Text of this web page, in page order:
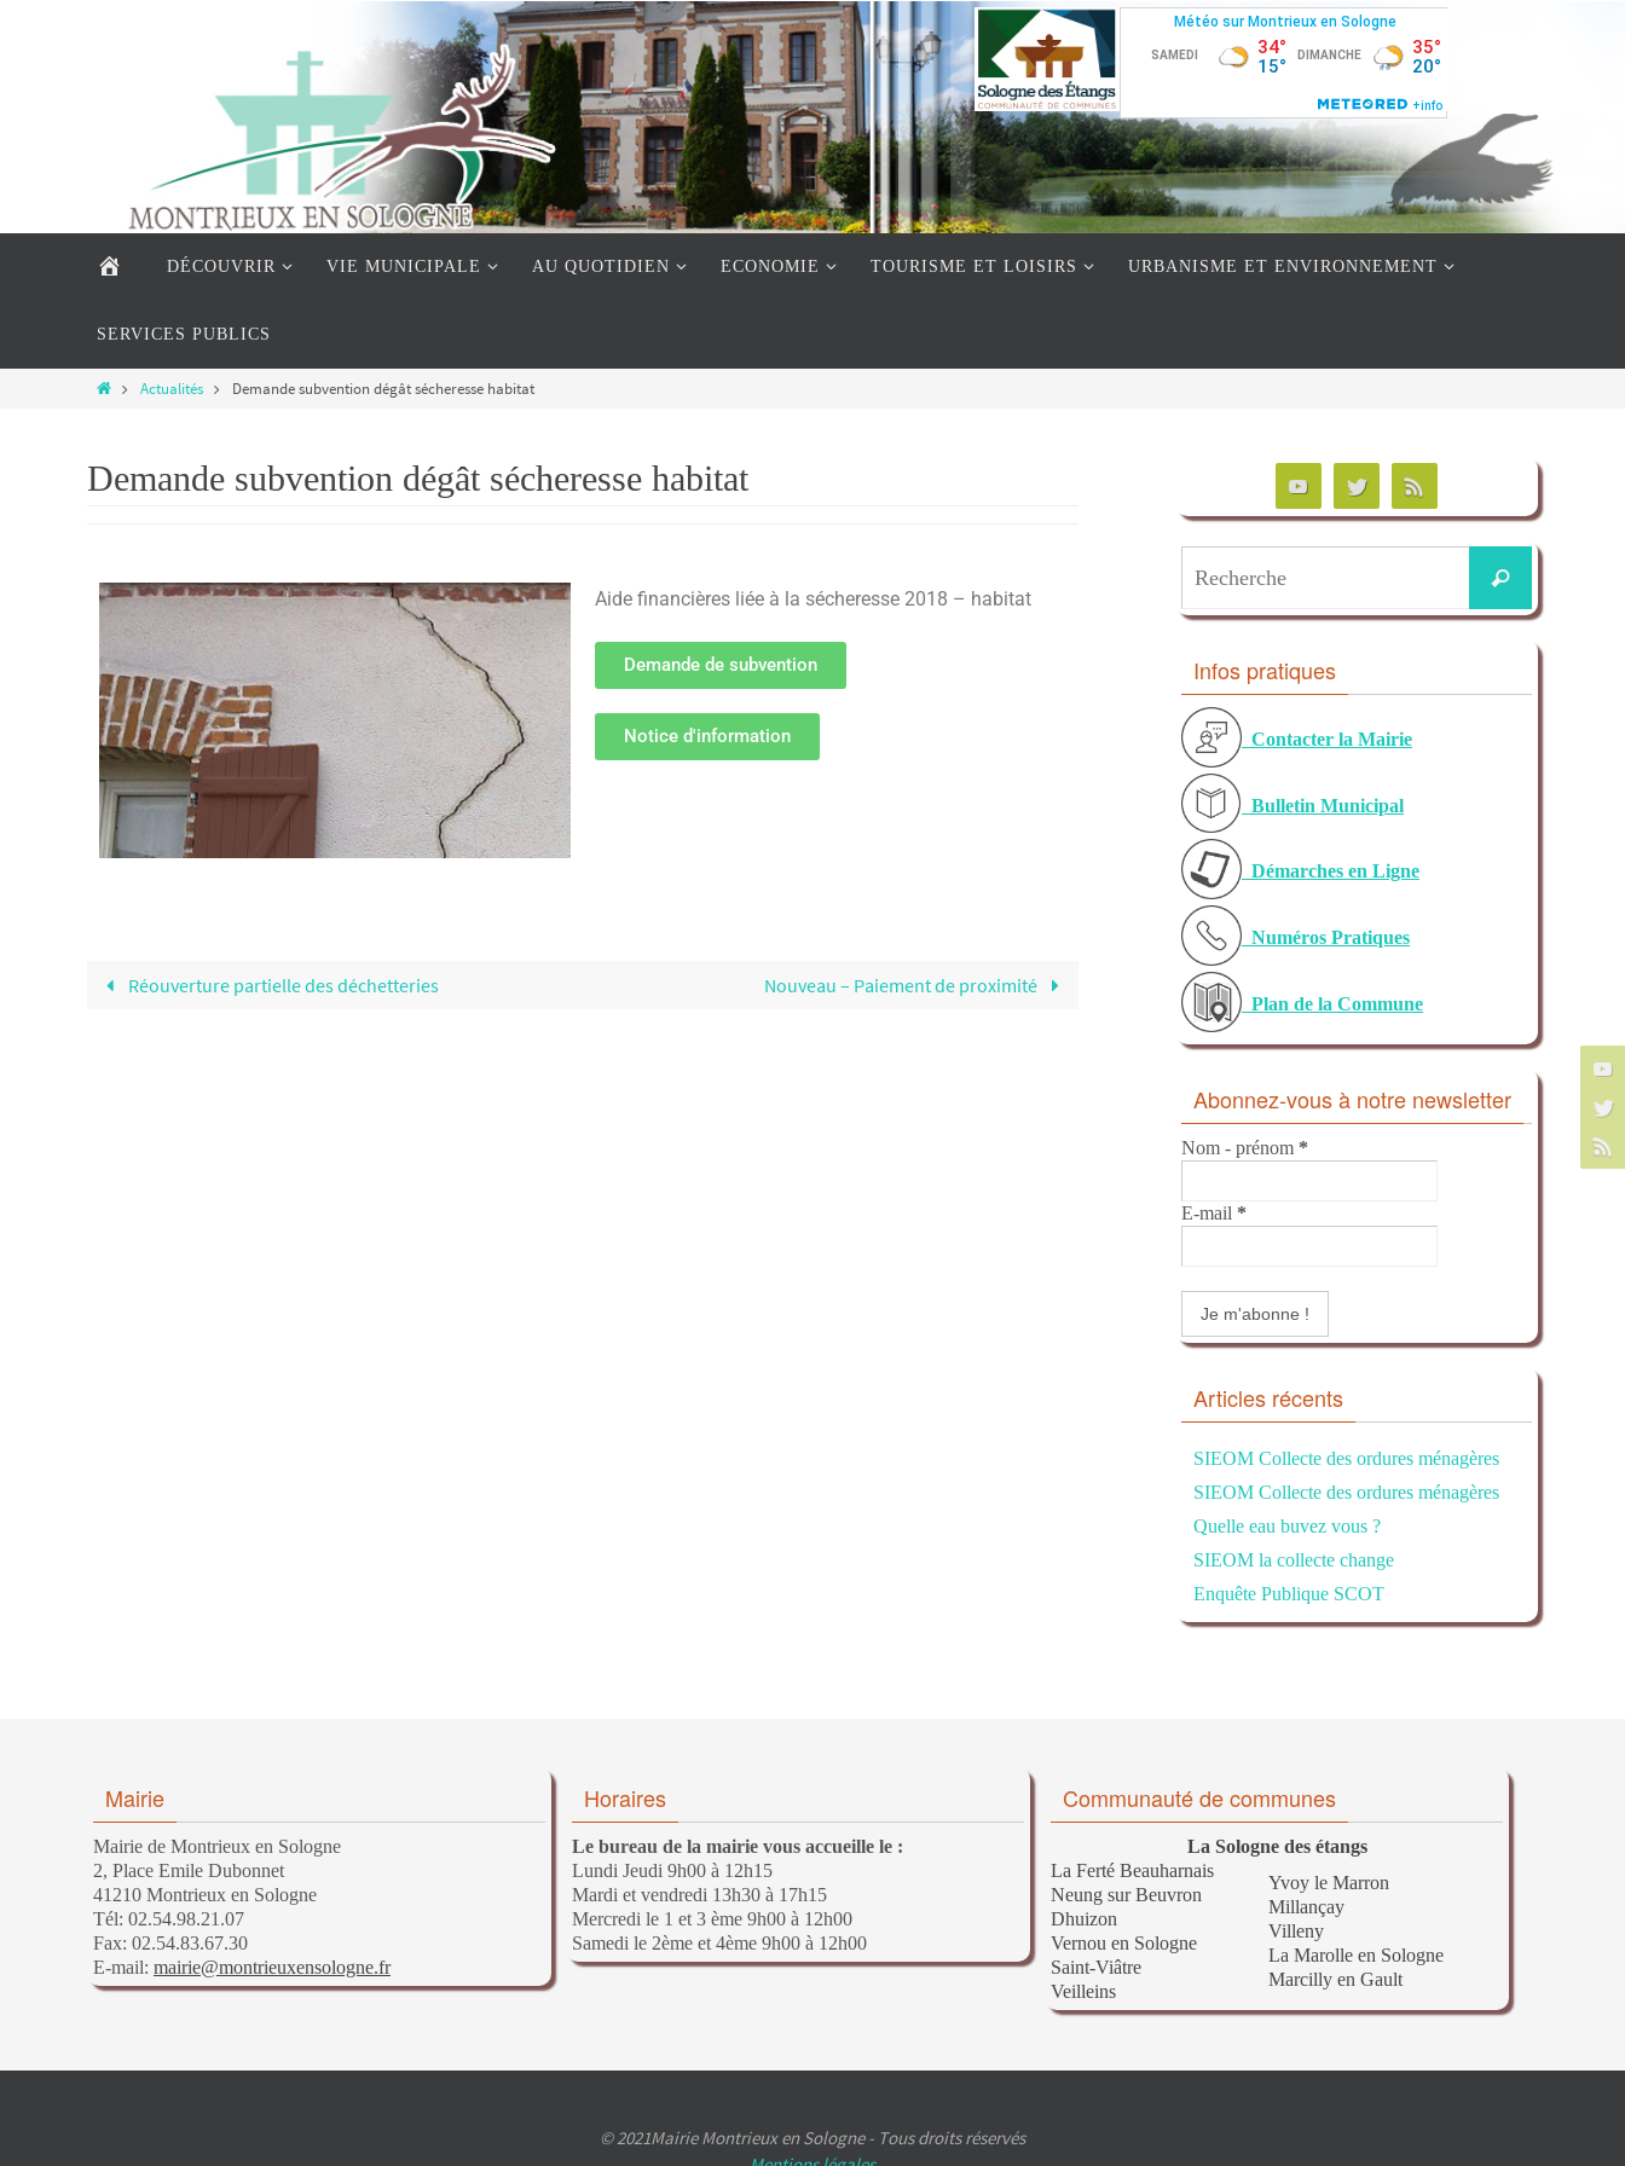
ACCUEILDÉCOUVRIR VIE MUNICIPALE AU QUOTIDIEN ECONOMIE TOURISME ET LOISIRS URBANISME ET ENVIRONNEMENT
SERVICES PUBLICS
Actualités Demande subvention dégât sécheresse habitat
Demande subvention dégât sécheresse habitat
Aide financières liée à la sécheresse 2018 – habitat
Demande de subvention
Notice d'information
Réouverture partielle des déchetteries Nouveau – Paiement de proximité
Infos pratiques
Contacter la Mairie
Bulletin Municipal
Démarches en Ligne
Numéros Pratiques
Plan de la Commune
Abonnez-vous à notre newsletter
Nom - prénom *
E-mail *
Articles récents
SIEOM Collecte des ordures ménagères
SIEOM Collecte des ordures ménagères
Quelle eau buvez vous ?
SIEOM la collecte change
Enquête Publique SCOT
Mairie
Mairie de Montrieux en Sologne
2, Place Emile Dubonnet
41210 Montrieux en Sologne
Tél: 02.54.98.21.07
Fax: 02.54.83.67.30
E-mail: mairie@montrieuxensologne.fr
Horaires
Le bureau de la mairie vous accueille le :
Lundi Jeudi 9h00 à 12h15
Mardi et vendredi 13h30 à 17h15
Mercredi le 1 et 3 ème 9h00 à 12h00
Samedi le 2ème et 4ème 9h00 à 12h00
Communauté de communes
La Sologne des étangs
La Ferté Beauharnais
Neung sur Beuvron
Dhuizon
Vernou en Sologne
Saint-Viâtre
Veilleins
Yvoy le Marron
Millançay
Villeny
La Marolle en Sologne
Marcilly en Gault
© 2021Mairie Montrieux en Sologne - Tous droits réservés